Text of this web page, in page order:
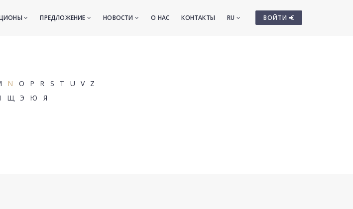
ВОЙТИ
ПРЕДЛОЖЕНИЕ НОВОСТИ О НАС КОНТАКТЫ RU
N O P R S T U V
Z
Щ Э Ю Я